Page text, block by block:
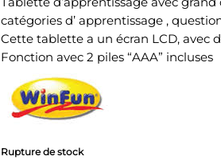
catégories d’ apprentissage ,
Cette tablette a un écran LCD, avec
Fonction avec 2 piles “AAA” incluses
Rupture de stock